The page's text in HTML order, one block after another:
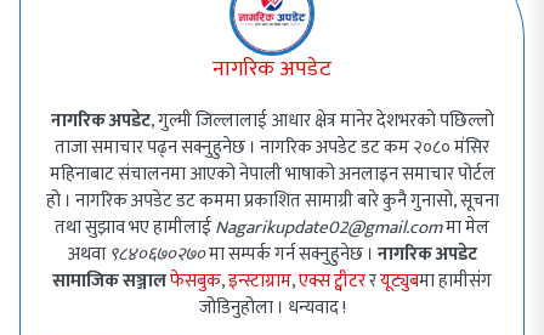
नागरिक अपडेट
नागरिक अपडेट, गुल्मी जिल्लालाई आधार क्षेत्र मानेर देशभरको पछिल्लो
ताजा समाचार पढ्न सक्नुहुनेछ । नागरिक अपडेट डट कम २०८० मंसिर
महिनाबाट संचालनमा आएको नेपाली भाषाको अनलाइन समाचार पोर्टल
हो । नागरिक अपडेट डट कममा प्रकाशित सामाग्री बारे कुनै गुनासो, सूचना
तथा सुझाव भए हामीलाईNagarikupdate02@gmail.comमा मेल
अथवा ९८४०६७०२७०मा सम्पर्क गर्न सक्नुहुनेछ । नागरिक अपडेट
सामाजिक सञ्जालफेसबुक,इन्स्टाग्राम,एक्स ट्वीटररयूट्युबमा हामीसंग
जोडिनुहोला । धन्यवाद !